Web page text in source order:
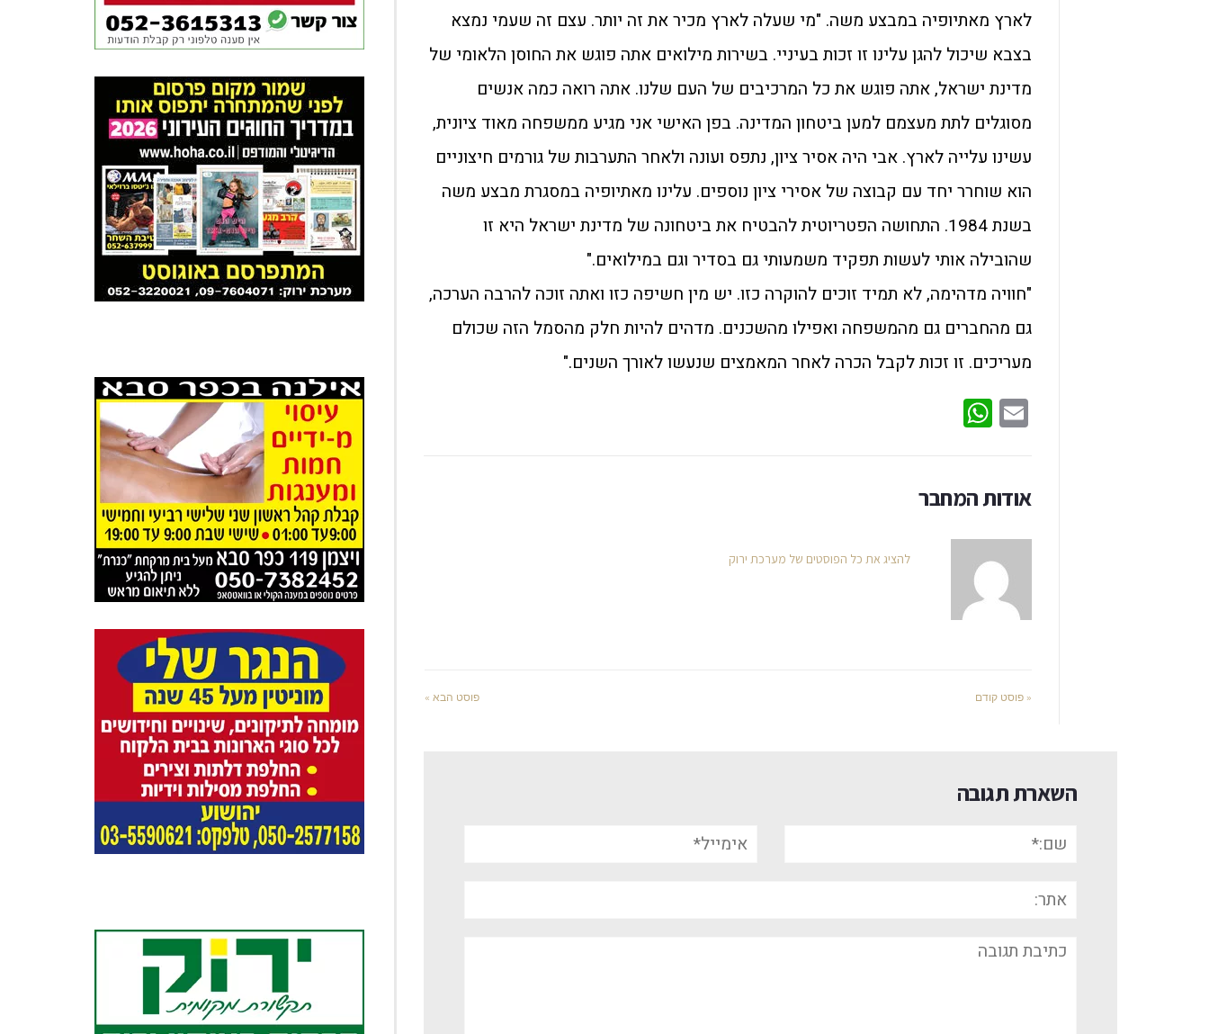
לארץ מאתיופיה במבצע משה. "מי שעלה לארץ מכיר את זה יותר. עצם זה שעמי נמצא
בצבא שיכול להגן עלינו זו זכות בעיניי. בשירות מילואים אתה פוגש את החוסן הלאומי של
מדינת ישראל, אתה פוגש את כל המרכיבים של העם שלנו. אתה רואה כמה אנשים
מסוגלים לתת מעצמם למען ביטחון המדינה. בפן האישי אני מגיע ממשפחה מאוד ציונית,
עשינו עלייה לארץ. אבי היה אסיר ציון, נתפס ועונה ולאחר התערבות של גורמים חיצוניים
הוא שוחרר יחד עם קבוצה של אסירי ציון נוספים. עלינו מאתיופיה במסגרת מבצע משה
בשנת 1984. התחושה הפטריוטית להבטיח את ביטחונה של מדינת ישראל היא זו
שהובילה אותי לעשות תפקיד משמעותי גם בסדיר וגם במילואים."
"חוויה מדהימה, לא תמיד זוכים להוקרה כזו. יש מין חשיפה כזו ואתה זוכה להרבה הערכה,
גם מהחברים גם מהמשפחה ואפילו מהשכנים. מדהים להיות חלק מהסמל הזה שכולם
מעריכים. זו זכות לקבל הכרה לאחר המאמצים שנעשו לאורך השנים."
Email
אודות המחבר
להציג את כל הפוסטים של מערכת ירוק
« פוסט קודם פוסט הבא »
השארת תגובה
אימייל*
תגובה